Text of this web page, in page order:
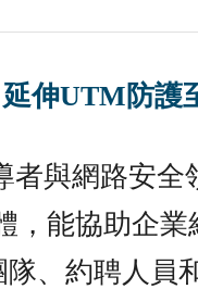
伸UTM防護
與網路安全
，能協助企
、約聘人員